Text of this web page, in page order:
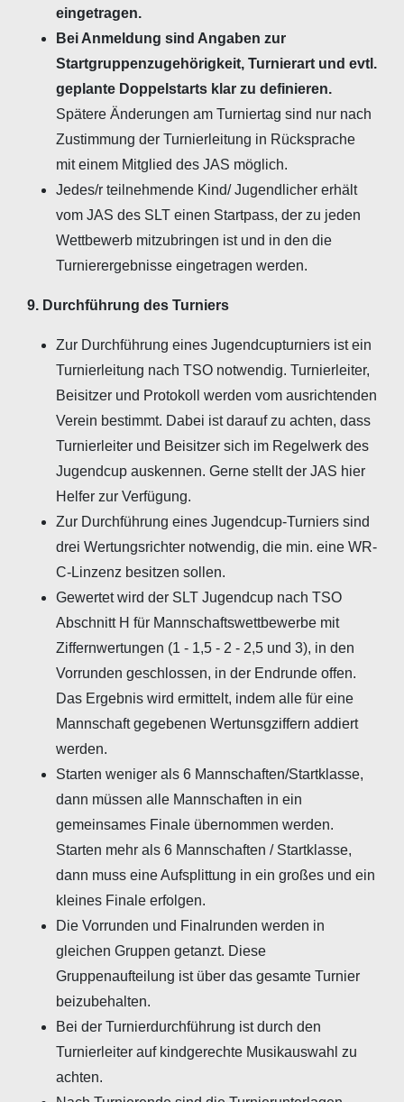
eingetragen.
Bei Anmeldung sind Angaben zur
Startgruppenzugehörigkeit, Turnierart und evtl.
geplante Doppelstarts klar zu definieren.
Spätere Änderungen am Turniertag sind nur nach
Zustimmung der Turnierleitung in Rücksprache
mit einem Mitglied des JAS möglich.
Jedes/r teilnehmende Kind/ Jugendlicher erhält
vom JAS des SLT einen Startpass, der zu jeden
Wettbewerb mitzubringen ist und in den die
Turnierergebnisse eingetragen werden.
9. Durchführung des Turniers
Zur Durchführung eines Jugendcupturniers ist ein
Turnierleitung nach TSO notwendig. Turnierleiter,
Beisitzer und Protokoll werden vom ausrichtenden
Verein bestimmt. Dabei ist darauf zu achten, dass
Turnierleiter und Beisitzer sich im Regelwerk des
Jugendcup auskennen. Gerne stellt der JAS hier
Helfer zur Verfügung.
Zur Durchführung eines Jugendcup-Turniers sind
drei Wertungsrichter notwendig, die min. eine WR-
C-Linzenz besitzen sollen.
Gewertet wird der SLT Jugendcup nach TSO
Abschnitt H für Mannschaftswettbewerbe mit
Ziffernwertungen (1 - 1,5 - 2 - 2,5 und 3), in den
Vorrunden geschlossen, in der Endrunde offen.
Das Ergebnis wird ermittelt, indem alle für eine
Mannschaft gegebenen Wertunsgziffern addiert
werden.
Starten weniger als 6 Mannschaften/Startklasse,
dann müssen alle Mannschaften in ein
gemeinsames Finale übernommen werden.
Starten mehr als 6 Mannschaften / Startklasse,
dann muss eine Aufsplittung in ein großes und ein
kleines Finale erfolgen.
Die Vorrunden und Finalrunden werden in
gleichen Gruppen getanzt. Diese
Gruppenaufteilung ist über das gesamte Turnier
beizubehalten.
Bei der Turnierdurchführung ist durch den
Turnierleiter auf kindgerechte Musikauswahl zu
achten.